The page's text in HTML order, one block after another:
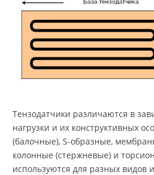
Тензодатчики различаются в
нагрузки и их конструктивных
(балочные), S-образные,
колонные (стержневые) и
используются для разных видов